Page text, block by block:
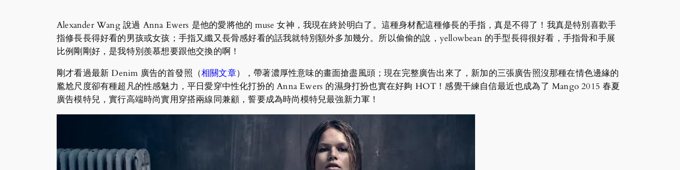
Alexander Wang 說過 Anna Ewers 是他的愛將他的 muse 女神，我現在終於明白了。這種身材配這種修長的手指，真是不得了！我真是特別喜歡手
指修長長得好看的男孩或女孩；手指又纖又長骨感好看的話我就特別額外多加幾分。所以偷偷的說，yellowbean 的手型長得很好看，手指骨和手展
比例剛剛好，是我特別羨慕想要跟他交換的啊！
剛才看過最新 Denim 廣告的首發照（相關文章），帶著濃厚性意味的畫面搶盡風頭；現在完整廣告出來了，新加的三張廣告照沒那種在情色邊緣的
尷尬尺度卻有種超凡的性感魅力，平日愛穿中性化打扮的 Anna Ewers 的濕身打扮也實在好夠 HOT！感覺干練自信最近也成為了 Mango 2015 春夏
廣告模特兒，實行高端時尚實用穿搭兩線同兼顧，誓要成為時尚模特兒最強新力軍！